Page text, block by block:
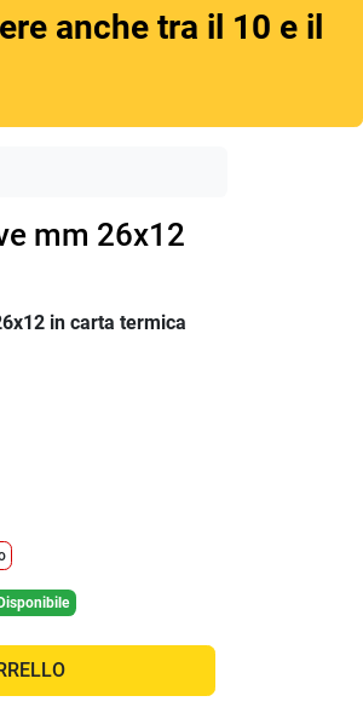
anche tra il 10 e il
mm 26x12
in carta termica